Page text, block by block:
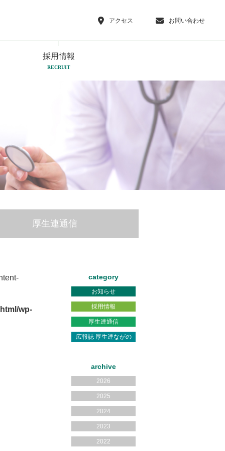
アクセス お問い合わせ
採用情報
RECRUIT
厚生連通信
wp-
category
お知らせ
採用情報
厚生連通信
広報誌 厚生連ながの
archive
2026
2025
2024
2023
2022